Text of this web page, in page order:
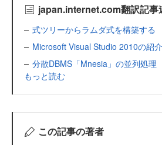
japan.internet.com翻訳記事
式ツリーからラムダ式を構築する
Microsoft Visual Studio 2010の紹介
分散DBMS「Mnesia」の並列処理
もっと読む
この記事の著者